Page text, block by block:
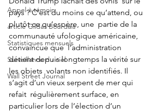
Appel à témoin
article Gildas Bourdais
Statistiques mensuels
Surveillance du ciel
Wall Street Journal
pays ? C’est du moins ce qu’attend, ou
plutôt ce qu’espère, une  partie de la
communauté ufologique américaine,
convaincue que  l’administration
détient depuis longtemps la vérité sur
les objets  volants non identifiés. Il
s’agit d’un vieux serpent de mer qui
refait  régulièrement surface, en
particulier lors de l’élection d’un